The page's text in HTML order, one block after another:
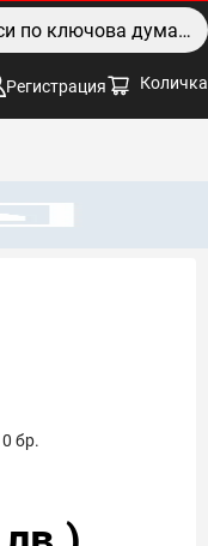
Регистрация Количка
0 бр.